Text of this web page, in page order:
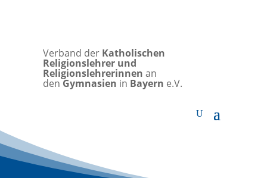
Verband der Katholischen
Religionslehrer und
Religionslehrerinnen an
denGymnasien in Bayern e.V.